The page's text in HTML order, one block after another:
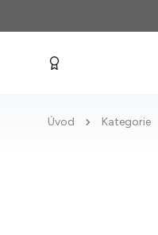
Úvod Kategorie